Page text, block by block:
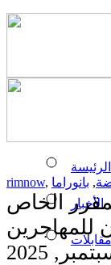
الرئيسة
الأخبار
مقابلات
rimnow, , بانوراما
الخاص
للمهاجرين